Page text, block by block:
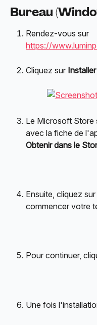
Bureau
Rendez-vous sur
https://
Cliquez sur
Le Microsoft Store
avec la fiche de
Obtenir dans le
Ensuite, cliquez sur
commencer votre
Pour continuer,
Une fois